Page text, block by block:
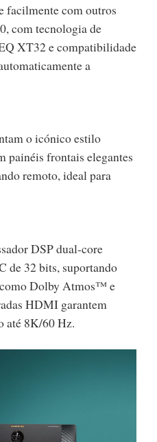
facilmente com outros
com tecnologia de
XT32 e compatibilidade
a
o icónico estilo
painéis frontais elegantes
remoto, ideal para
DSP dual-core
de 32 bits, suportando
Dolby Atmos™ e
HDMI garantem
até 8K/60 Hz.